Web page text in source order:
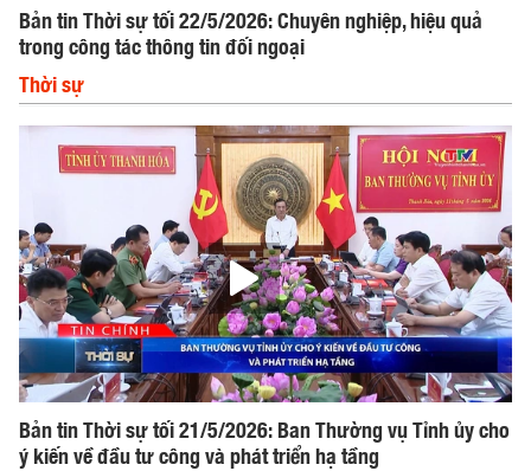
Bản tin Thời sự tối 22/5/2026: Chuyên nghiệp, hiệu quả
trong công tác thông tin đối ngoại
Thời sự
Bản tin Thời sự tối 21/5/2026: Ban Thường vụ Tỉnh ủy cho
ý kiến về đầu tư công và phát triển hạ tầng